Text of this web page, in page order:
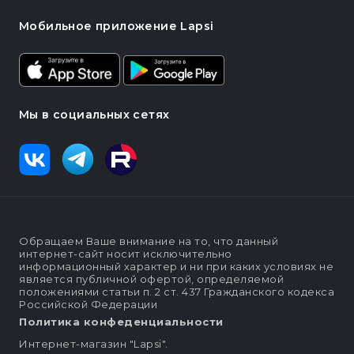
Мобильное приложение Lapsi
Мы в социальных сетях
Обращаем Ваше внимание на то, что данный
интернет-сайт носит исключительно
информационный характер и ни при каких условиях не
является публичной офертой, определяемой
положениями статьи п. 2 ст. 437 Гражданского кодекса
Российской Федерации
Политика конфеденциальности
Интернет-магазин "Lapsi".